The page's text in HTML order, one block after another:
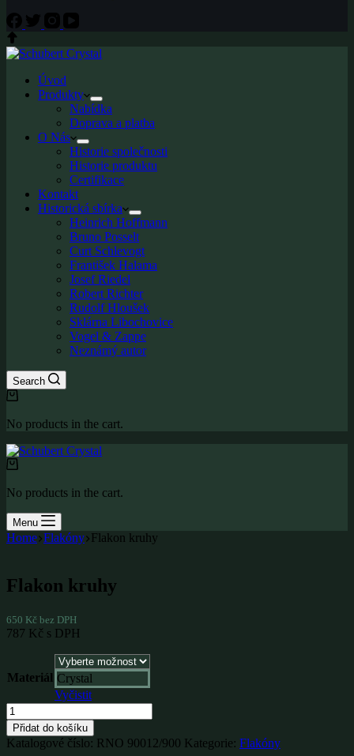
Úvod
Produkty
Nabídka
Doprava a platba
O Nás
Historie společnosti
Historie produktu
Certifikace
Kontakt
Historická sbírka
Heinrich Hoffmann
Bruno Posselt
Curt Schlevogt
František Halama
Josef Riedel
Robert Richter
Rudolf Hloušek
Sklárna Libochovice
Vogel & Zappe
Neznámý autor
Search
Shopping
No products in the cart.
Shopping
No products in the cart.
Menu
Home Flakóny Flakon kruhy
Flakon kruhy
650 Kč bez DPH
787 Kč s DPH
Materiál Crystal
Vyčistit
Flakon
kruhy
množství
Přidat do košíku
Katalogové číslo: RNO 90012/900 Kategorie: Flakóny